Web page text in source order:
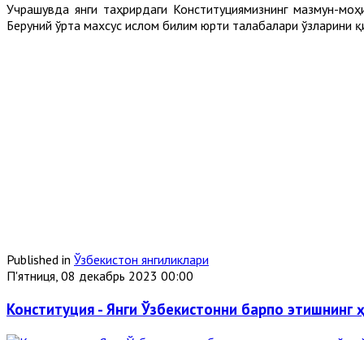
Учрашувда янги таҳрирдаги Конституциямизнинг мазмун-
Беруний ўрта махсус ислом билим юрти талабалари ўзларини
Published in Ўзбекистон янгиликлари
П'ятниця, 08 декабрь 2023 00:00
Конституция - Янги Ўзбекистонни барпо этишнинг